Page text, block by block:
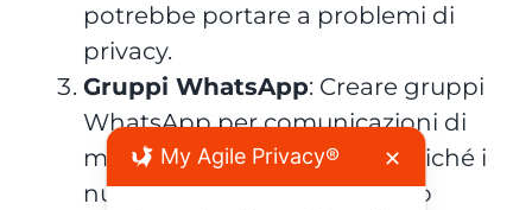
potrebbe portare a problemi di
privacy.
Gruppi WhatsApp: Creare gruppi
WhatsApp per comunicazioni di
marketing viola la privacy poiché i
numeri di telefono diventano
My Agile Privacy® ✕